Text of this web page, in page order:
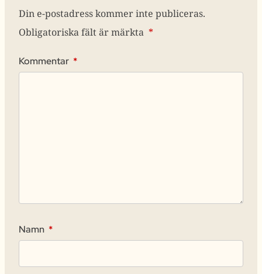
Din e-postadress kommer inte publiceras.
Obligatoriska fält är märkta *
Kommentar *
Namn *